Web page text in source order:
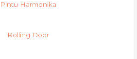
Pintu Harmonika
Rolling Door